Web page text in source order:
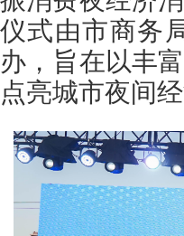
仪式由市商务
办，旨在以丰
点亮城市夜间